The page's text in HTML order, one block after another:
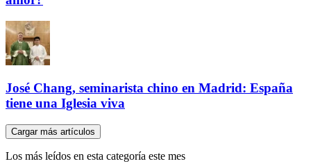
José Chang, seminarista chino en Madrid: España
tiene una Iglesia viva
Cargar más artículos
Los más leídos en esta categoría este mes